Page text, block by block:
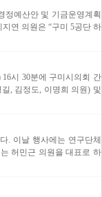
정예산안 및 기금운영계획
연 의원은 “구미 5공단 하
시 30분에 구미시의회 간
, 김정도, 이명희 의원) 및
. 이날 행사에는 연구단체
허민근 의원을 대표로 하